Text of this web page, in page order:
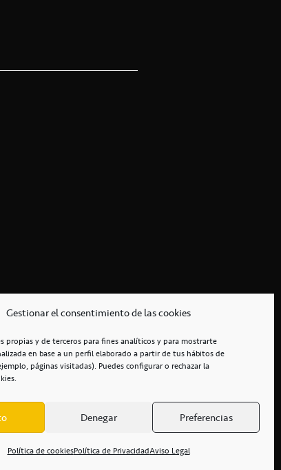
Gestionar el consentimiento de las cookies
propias y de terceros para fines analíticos y para mostrarte
en base a un perfil elaborado a partir de tus hábitos de
páginas visitadas). Puedes configurar o rechazar la
Denegar Preferencias
Política de cookiesPolítica de PrivacidadAviso Legal
/ ACCESIBILIDAD